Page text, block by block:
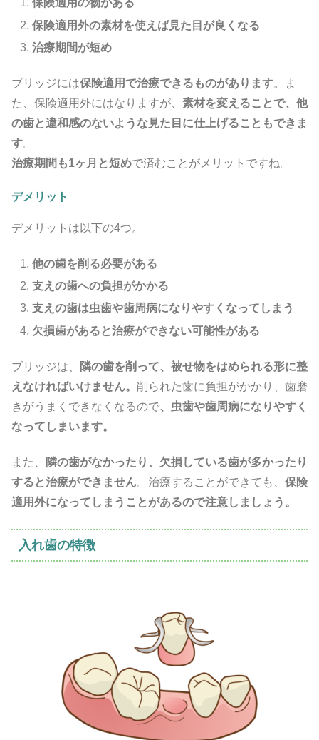
保険適用の物がある
保険適用外の素材を使えば見た目が良くなる
治療期間が短め
ブリッジには保険適用で治療できるものがあります。ま
た、保険適用外にはなりますが、 素材を変えることで、他
の歯と違和感のないような見た目に仕上げることもできま
す。
治療期間も1ヶ月と短めで済むことがメリットですね。
デメリット
デメリットは以下の4つ。
他の歯を削る必要がある
支えの歯への負担がかかる
支えの歯は虫歯や歯周病になりやすくなってしまう
欠損歯があると治療ができない可能性がある
ブリッジは、
隣の歯を削って、被せ物をはめられる形に整
えなければいけません。 削られた歯に負担がかかり、歯磨
きがうまくできなくなるので、虫歯や歯周病になりやすく
なってしまいます。
また、
隣の歯がなかったり、欠損している歯が多かったり
すると治療ができません。治療することができても、 保険
適用外になってしまうことがあるので注意しましょう。
入れ歯の特徴